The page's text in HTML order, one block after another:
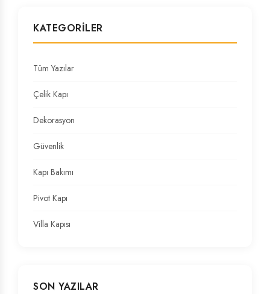
KATEGORILER
Tüm Yazılar
Çelik Kapı
Dekorasyon
Güvenlik
Kapı Bakımı
Pivot Kapı
Villa Kapısı
SON YAZILAR